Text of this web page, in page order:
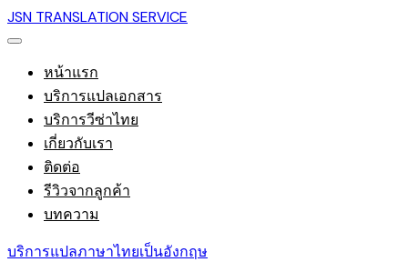
JSN TRANSLATION SERVICE
หน้าแรก
บริการแปลเอกสาร
บริการวีซ่าไทย
เกี่ยวกับเรา
ติดต่อ
รีวิวจากลูกค้า
บทความ
บริการแปลภาษาไทยเป็นอังกฤษ